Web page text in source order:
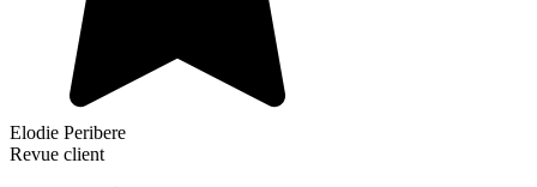
Elodie Peribere
Revue client